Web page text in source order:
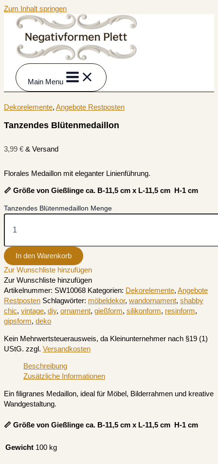
Zum Inhalt springen
Main Menu
Dekorelemente, Angebote Restposten
Tanzendes Blütenmedaillon
3,99 € & Versand
Florales Medaillon mit eleganter Linienführung.
📏 Größe von Gießlinge ca. B-11,5 cm x L-11,5 cm H-1 cm
Tanzendes Blütenmedaillon Menge
In den Warenkorb
Zur Wunschliste hinzufügen
Zur Wunschliste hinzufügen
Artikelnummer: SW10068 Kategorien: Dekorelemente, Angebote
Restposten Schlagwörter: möbeldekor, wandornament, shabby
chic, vintage, diy, ornament, gießform, silikonform, resinform,
gipsform, deko
Kein Mehrwertsteuerausweis, da Kleinunternehmer nach §19 (1)
UStG. zzgl. Versandkosten
Beschreibung
Zusätzliche Informationen
Ein filigranes Medaillon, ideal für Möbel, Bilderrahmen und kreative
Wandgestaltung.
📏 Größe von Gießlinge ca. B-11,5 cm x L-11,5 cm H-1 cm
Gewicht 100 kg